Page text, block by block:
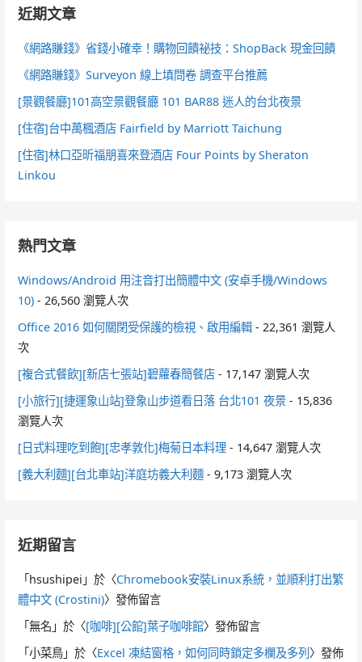
近期文章
《網路賺錢》省錢小確幸！購物回饋祕技：ShopBack 現金回饋
《網路賺錢》Surveyon 線上填問卷 調查平台推薦
[景觀餐廳]101高空景觀餐廳 101 BAR88 迷人的台北夜景
[住宿]台中萬楓酒店 Fairfield by Marriott Taichung
[住宿]林口亞昕福朋喜來登酒店 Four Points by Sheraton
Linkou
熱門文章
Windows/Android 用注音打出簡體中文 (安卓手機/Windows
10) - 26,560 瀏覽人次
Office 2016 如何關閉受保護的檢視、啟用編輯 - 22,361 瀏覽人
次
[複合式餐飲][新店七張站]碧蘿春簡餐店 - 17,147 瀏覽人次
[小旅行][捷運象山站]登象山步道看日落 台北101 夜景 - 15,836
瀏覽人次
[日式料理吃到飽][忠孝敦化]梅菊日本料理 - 14,647 瀏覽人次
[義大利麵][台北車站]洋庭坊義大利麵 - 9,173 瀏覽人次
近期留言
「hsushipei 」於〈Chromebook安裝Linux系統，並順利打出繁
體中文 (Crostini)〉發佈留言
「無名 」於〈[咖啡][公館]葉子咖啡館〉發佈留言
「小菜鳥 」於〈Excel 凍結窗格，如何同時鎖定多欄及多列〉發佈